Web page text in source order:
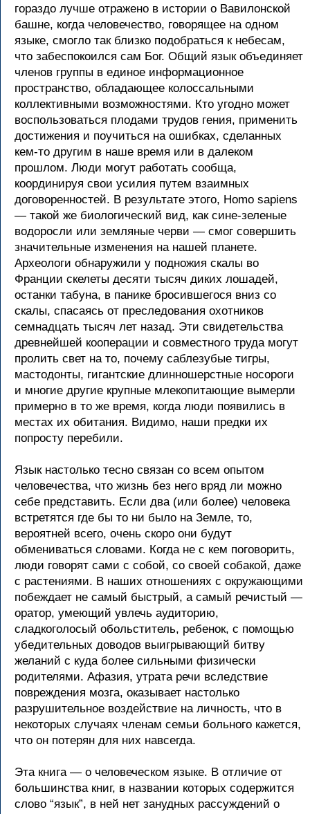
гораздо лучше отражено в истории о Вавилонской
башне, когда человечество, говорящее на одном
языке, смогло так близко подобраться к небесам,
что забеспокоился сам Бог. Общий язык объединяет
членов группы в единое информационное
пространство, обладающее колоссальными
коллективными возможностями. Кто угодно может
воспользоваться плодами трудов гения, применить
достижения и поучиться на ошибках, сделанных
кем-то другим в наше время или в далеком
прошлом. Люди могут работать сообща,
координируя свои усилия путем взаимных
договоренностей. В результате этого, Homo sapiens
— такой же биологический вид, как сине-зеленые
водоросли или земляные черви — смог совершить
значительные изменения на нашей планете.
Археологи обнаружили у подножия скалы во
Франции скелеты десяти тысяч диких лошадей,
останки табуна, в панике бросившегося вниз со
скалы, спасаясь от преследования охотников
семнадцать тысяч лет назад. Эти свидетельства
древнейшей кооперации и совместного труда могут
пролить свет на то, почему саблезубые тигры,
мастодонты, гигантские длинношерстные носороги
и многие другие крупные млекопитающие вымерли
примерно в то же время, когда люди появились в
местах их обитания. Видимо, наши предки их
попросту перебили.
Язык настолько тесно связан со всем опытом
человечества, что жизнь без него вряд ли можно
себе представить. Если два (или более) человека
встретятся где бы то ни было на Земле, то,
вероятней всего, очень скоро они будут
обмениваться словами. Когда не с кем поговорить,
люди говорят сами с собой, со своей собакой, даже
с растениями. В наших отношениях с окружающими
побеждает не самый быстрый, а самый речистый —
оратор, умеющий увлечь аудиторию,
сладкоголосый обольститель, ребенок, с помощью
убедительных доводов выигрывающий битву
желаний с куда более сильными физически
родителями. Афазия, утрата речи вследствие
повреждения мозга, оказывает настолько
разрушительное воздействие на личность, что в
некоторых случаях членам семьи больного кажется,
что он потерян для них навсегда.
Эта книга — о человеческом языке. В отличие от
большинства книг, в названии которых содержится
слово “язык”, в ней нет занудных рассуждений о